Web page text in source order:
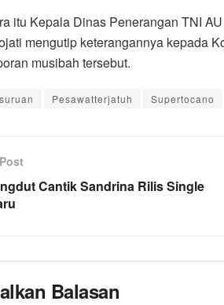
itu Kepala Dinas Penerangan TNI
mengutip keterangannya kepada
musibah tersebut.
Pesawatterjatuh Supertocano
Cantik Sandrina Rilis Single
Balasan